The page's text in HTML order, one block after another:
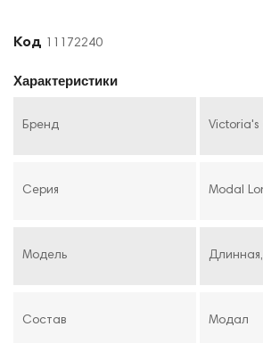
Код 11172240
Характеристики
Бренд Victoria's
Серия Modal
Модель
Состав Модал